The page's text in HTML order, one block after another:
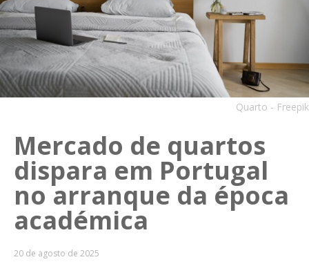
Quarto - Freepik
Mercado de quartos
dispara em Portugal
no arranque da época
académica
20 de agosto de 2025